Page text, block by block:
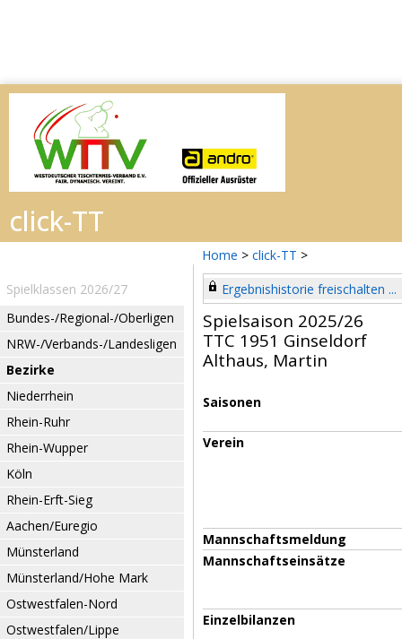
Home > click-TT >
Spielklassen 2026/27
Bundes-/Regional-/Oberligen
NRW-/Verbands-/Landesligen
Bezirke
Niederrhein
Rhein-Ruhr
Rhein-Wupper
Köln
Rhein-Erft-Sieg
Aachen/Euregio
Münsterland
Münsterland/Hohe Mark
Ostwestfalen-Nord
Ostwestfalen/Lippe
Ergebnishistorie freischalten ...
Spielsaison 2025/26
TTC 1951 Ginseldorf
Althaus, Martin
Saisonen
Verein
Mannschaftsmeldung
Mannschaftseinsätze
Einzelbilanzen